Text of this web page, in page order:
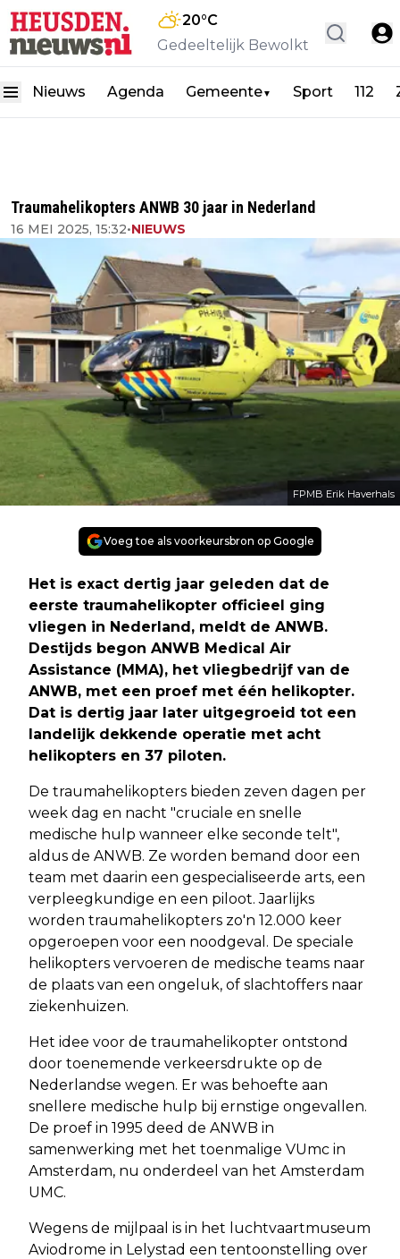
20°C
Gedeeltelijk Bewolkt
Nieuws Agenda Gemeente▼ Sport 112
Traumahelikopters ANWB 30 jaar in Nederland
16 MEI 2025, 15:32•NIEUWS
FPMB Erik Haverhals
Voeg toe als voorkeursbron op Google
Het is exact dertig jaar geleden dat de
eerste traumahelikopter officieel ging
vliegen in Nederland, meldt de ANWB.
Destijds begon ANWB Medical Air
Assistance (MMA), het vliegbedrijf van de
ANWB, met een proef met één helikopter.
Dat is dertig jaar later uitgegroeid tot een
landelijk dekkende operatie met acht
helikopters en 37 piloten.
De traumahelikopters bieden zeven dagen per
week dag en nacht "cruciale en snelle
medische hulp wanneer elke seconde telt",
aldus de ANWB. Ze worden bemand door een
team met daarin een gespecialiseerde arts, een
verpleegkundige en een piloot. Jaarlijks
worden traumahelikopters zo'n 12.000 keer
opgeroepen voor een noodgeval. De speciale
helikopters vervoeren de medische teams naar
de plaats van een ongeluk, of slachtoffers naar
ziekenhuizen.
Het idee voor de traumahelikopter ontstond
door toenemende verkeersdrukte op de
Nederlandse wegen. Er was behoefte aan
snellere medische hulp bij ernstige ongevallen.
De proef in 1995 deed de ANWB in
samenwerking met het toenmalige VUmc in
Amsterdam, nu onderdeel van het Amsterdam
UMC.
Wegens de mijlpaal is in het luchtvaartmuseum
Aviodrome in Lelystad een tentoonstelling over